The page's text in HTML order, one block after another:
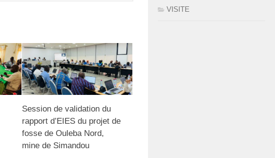
Session de validation du
rapport d’EIES du projet de
fosse de Ouleba Nord,
mine de Simandou
VISITE